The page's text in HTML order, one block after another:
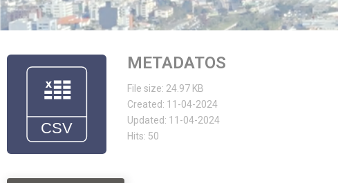
METADATOS
File size: 24.97 KB
Created: 11-04-2024
Updated: 11-04-2024
Hits: 50